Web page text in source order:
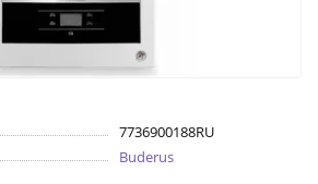
7736900188RU
Buderus